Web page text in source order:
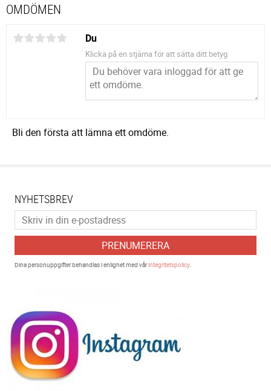
OMDÖMEN
Du
Klicka på en stjärna för att sätta ditt betyg
Bli den första att lämna ett omdöme.
NYHETSBREV
PRENUMERERA
Dina personuppgifter behandlas i enlighet med vårintegritetspolicy.